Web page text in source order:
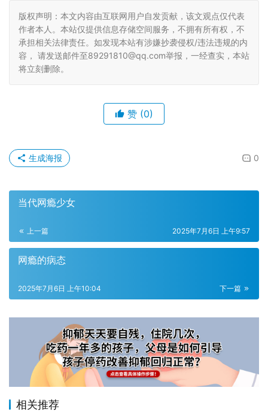
版权声明：本文内容由互联网用户自发贡献，该文观点仅代表
作者本人。本站仅提供信息存储空间服务，不拥有所有权，不
承担相关法律责任。如发现本站有涉嫌抄袭侵权/违法违规的内
容， 请发送邮件至89291810@qq.com举报，一经查实，本站
将立刻删除。
赞 (0)
0
生成海报
当代网瘾少女
上一篇 2025年7月6日 上午9:57
网瘾的病态
下一篇
2025年7月6日 上午10:04
相关推荐